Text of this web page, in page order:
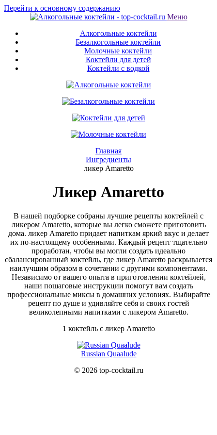
Перейти к основному содержанию
Меню
Алкогольные коктейли
Безалкогольные коктейли
Молочные коктейли
Коктейли для детей
Коктейли с водкой
Главная
Ингредиенты
ликер Amaretto
Ликер Amaretto
В нашей подборке собраны лучшие рецепты коктейлей с
ликером Amaretto, которые вы легко сможете приготовить
дома. ликер Amaretto придает напиткам яркий вкус и делает
их по-настоящему особенными. Каждый рецепт тщательно
проработан, чтобы вы могли создать идеально
сбалансированный коктейль, где ликер Amaretto раскрывается
наилучшим образом в сочетании с другими компонентами.
Независимо от вашего опыта в приготовлении коктейлей,
наши пошаговые инструкции помогут вам создать
профессиональные миксы в домашних условиях. Выбирайте
рецепт по душе и удивляйте себя и своих гостей
великолепными напитками с ликером Amaretto.
1 коктейль с ликер Amaretto
Russian Quaalude
© 2026 top-cocktail.ru